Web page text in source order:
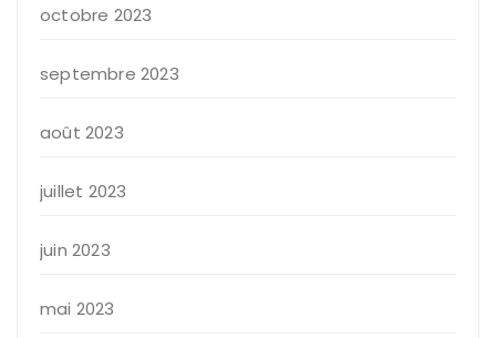
octobre 2023
septembre 2023
août 2023
juillet 2023
juin 2023
mai 2023